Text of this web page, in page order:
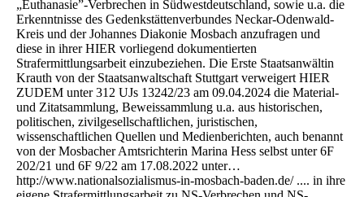
„Euthanasie”-Verbrechen in Südwestdeutschland, sowie u.a. die
Erkenntnisse des Gedenkstättenverbundes Neckar-Odenwald-
Kreis und der Johannes Diakonie Mosbach anzufragen und
diese in ihrer HIER vorliegend dokumentierten
Strafermittlungsarbeit einzubeziehen. Die Erste Staatsanwältin
Krauth von der Staatsanwaltschaft Stuttgart verweigert HIER
ZUDEM unter 312 UJs 13242/23 am 09.04.2024 die Material-
und Zitatsammlung, Beweissammlung u.a. aus historischen,
politischen, zivilgesellschaftlichen, juristischen,
wissenschaftlichen Quellen und Medienberichten, auch benannt
von der Mosbacher Amtsrichterin Marina Hess selbst unter 6F
202/21 und 6F 9/22 am 17.08.2022 unter…
http://www.nationalsozialismus-in-mosbach-baden.de/ .... in ihre